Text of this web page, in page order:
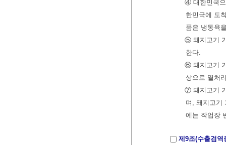
④ 대한민국으
한민국에 도
품은 냉동육
⑤ 돼지고기
한다.
⑥ 돼지고기
상으로 열처
⑦ 돼지고기
며, 돼지고기
에는 작업장
제9조(수출검역